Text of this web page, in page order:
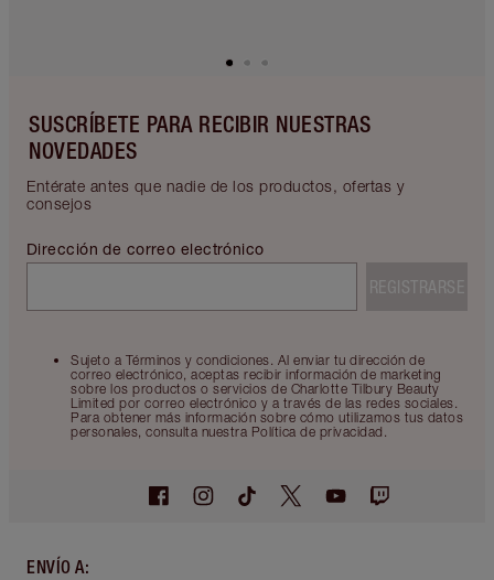
SUSCRÍBETE PARA RECIBIR NUESTRAS
NOVEDADES
Entérate antes que nadie de los productos, ofertas y
consejos
Sujeto a Términos y condiciones. Al enviar tu dirección de
correo electrónico, aceptas recibir información de marketing
sobre los productos o servicios de Charlotte Tilbury Beauty
Limited por correo electrónico y a través de las redes sociales.
Para obtener más información sobre cómo utilizamos tus datos
personales, consulta nuestra Política de privacidad.
Dirección de correo electrónico
REGISTRARSE
ENVÍO A: